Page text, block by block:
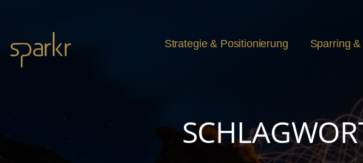
Strategie & Positionierung Sparring